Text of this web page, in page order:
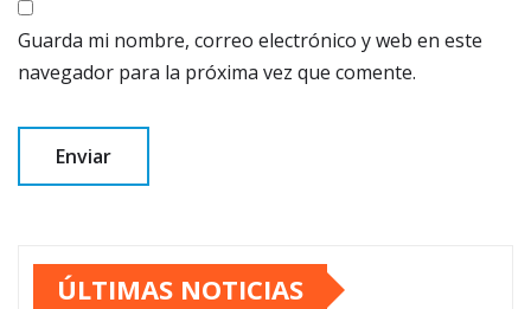
Guarda mi nombre, correo electrónico y web en este
navegador para la próxima vez que comente.
ÚLTIMAS NOTICIAS